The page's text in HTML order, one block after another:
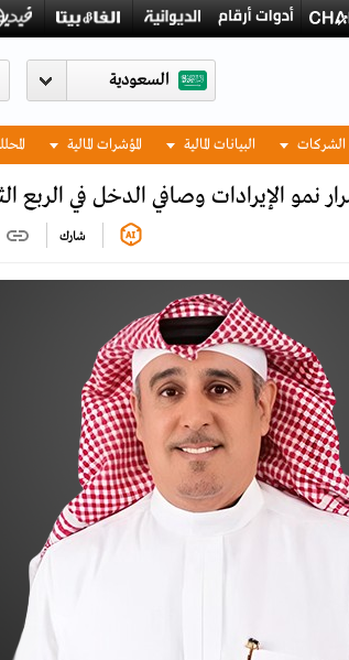
السعودية
البيانات المالية المؤشرات المالية
نمو الإيرادات وصافي الدخل في الربع الثاني
شارك